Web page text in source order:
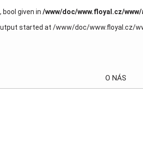
given in /www/doc/www.floyal.cz/
started at /www/doc/www.floyal.cz/
O NÁS